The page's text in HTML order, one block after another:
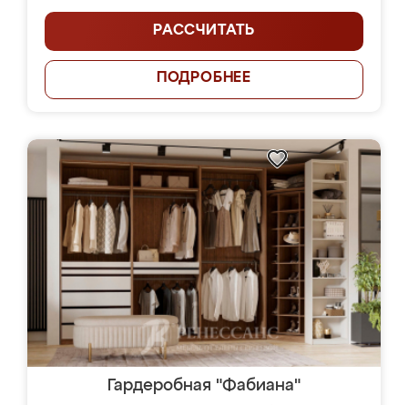
РАССЧИТАТЬ
ПОДРОБНЕЕ
Гардеробная "Фабиана"